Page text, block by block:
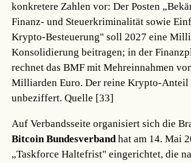
konkretere Zahlen vor: Der Posten
Finanz- und Steuerkriminalität sowie
Krypto-Besteuerung" soll 2027 eine
Konsolidierung beitragen; in der
rechnet das BMF mit Mehreinnahmen
Milliarden Euro. Der reine Krypto-
unbeziffert.Quelle [33]
Auf Verbandsseite organisiert sich die
Bitcoin Bundesverbandhat am 14. Mai
„Taskforce Haltefrist" eingerichtet, die